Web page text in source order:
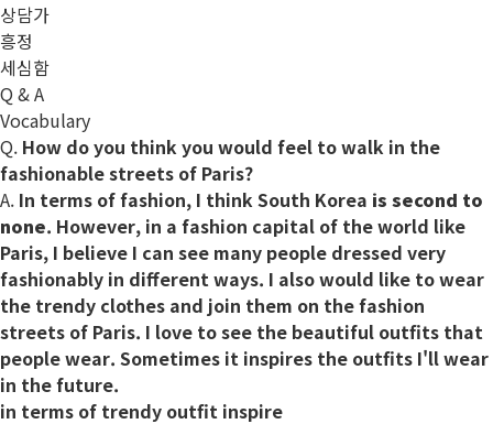
상담가
흥정
세심함
Q & A
Vocabulary
Q. How do you think you would feel to walk in the
fashionable streets of Paris?
A. In terms offashion, I think South Korea is second to
none. However, in a fashion capital of the world like
Paris, I believe I can see many people dressed very
fashionably in different ways. I also would like to wear
the trendy clothes and join them on the fashion
streets of Paris. I love to see the beautiful outfits that
people wear. Sometimes it inspires the outfits I'll wear
in the future.
in terms of trendy outfit inspire